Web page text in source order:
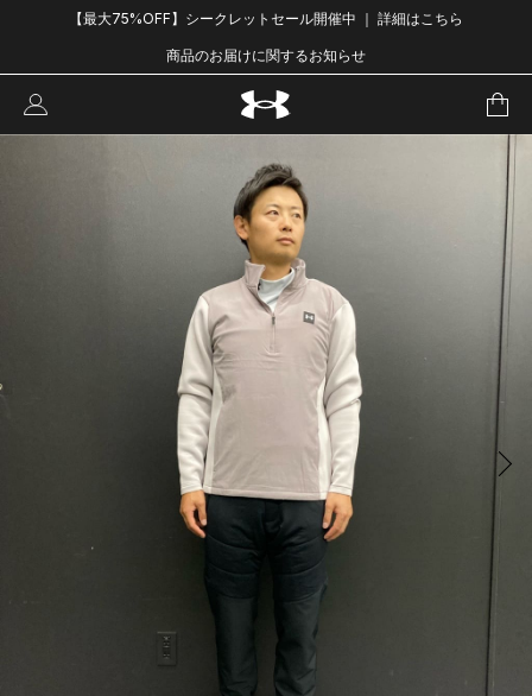
【最大75%OFF】シークレットセール開催中 ｜ 詳細はこちら
商品のお届けに関するお知らせ